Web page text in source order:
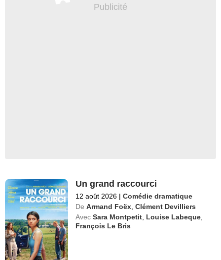
Un grand raccourci
12 août 2026 | Comédie dramatique
De Armand Foëx ,Clément Devilliers
Avec Sara Montpetit Louise Labeque
François Le Bris